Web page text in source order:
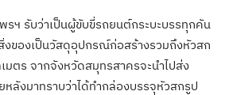
ฯ รับว่าเป็นผู้ขับขี่รถยนต์กระบะบรรทุกคัน
งของเป็นวัสดุอุปกรณ์ก่อสร้างรวมถึงหัวสก
มตร จากจังหวัดสมุทรสาครจะนำไปส่ง
ลังมาทราบว่าได้ทำกล่องบรรจุหัวสกรูป